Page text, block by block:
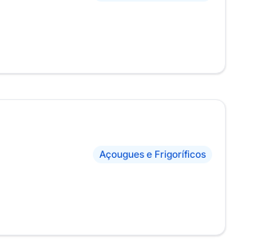
Açougues e Frigoríficos